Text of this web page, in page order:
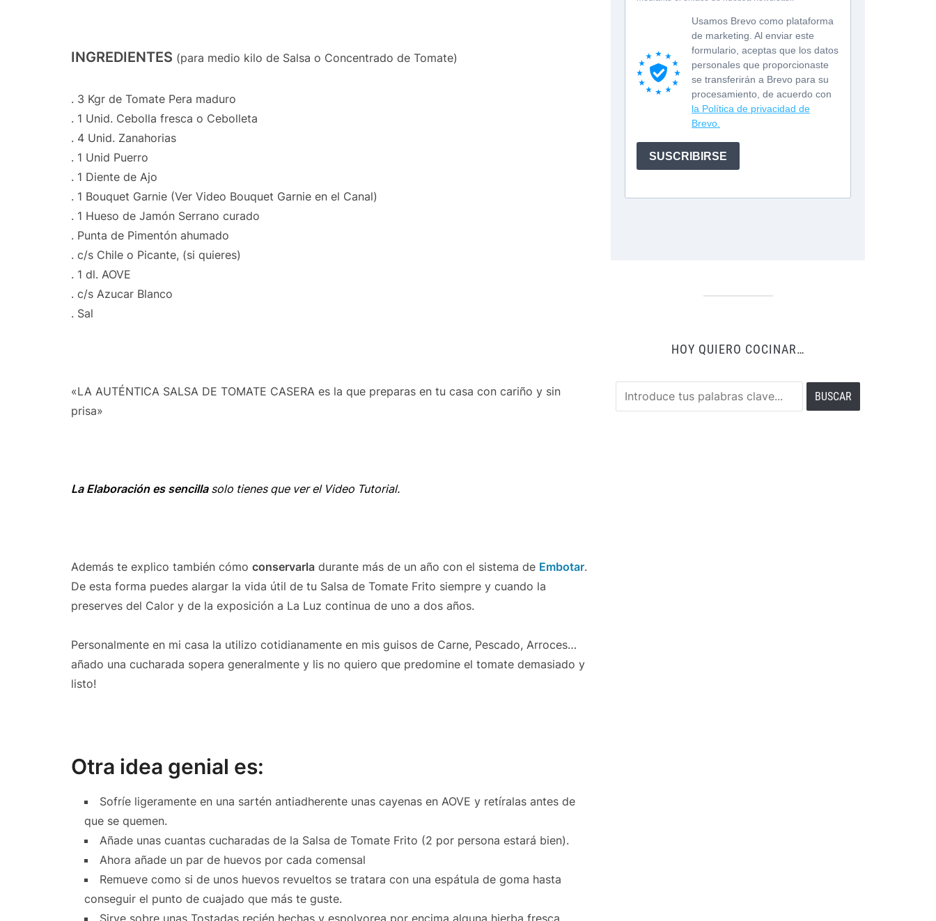
INGREDIENTES (para medio kilo de Salsa o Concentrado de Tomate)
. 3 Kgr de Tomate Pera maduro
. 1 Unid. Cebolla fresca o Cebolleta
. 4 Unid. Zanahorias
. 1 Unid Puerro
. 1 Diente de Ajo
. 1 Bouquet Garnie (Ver Video Bouquet Garnie en el Canal)
. 1 Hueso de Jamón Serrano curado
. Punta de Pimentón ahumado
. c/s Chile o Picante, (si quieres)
. 1 dl. AOVE
. c/s Azucar Blanco
. Sal
«LA AUTÉNTICA SALSA DE TOMATE CASERA es la que preparas en tu casa con cariño y sin
prisa»
La Elaboración es sencilla solo tienes que ver el Video Tutorial.
Además te explico también cómo conservarla durante más de un año con el sistema de Embotar.
De esta forma puedes alargar la vida útil de tu Salsa de Tomate Frito siempre y cuando la
preserves del Calor y de la exposición a La Luz continua de uno a dos años.
Personalmente en mi casa la utilizo cotidianamente en mis guisos de Carne, Pescado, Arroces…
añado una cucharada sopera generalmente y lis no quiero que predomine el tomate demasiado y
listo!
Otra idea genial es:
Sofríe ligeramente en una sartén antiadherente unas cayenas en AOVE y retíralas antes de
que se quemen.
Añade unas cuantas cucharadas de la Salsa de Tomate Frito (2 por persona estará bien).
Ahora añade un par de huevos por cada comensal
Remueve como si de unos huevos revueltos se tratara con una espátula de goma hasta
conseguir el punto de cuajado que más te guste.
Sirve sobre unas Tostadas recién hechas y espolvorea por encima alguna hierba fresca
HOY QUIERO COCINAR…